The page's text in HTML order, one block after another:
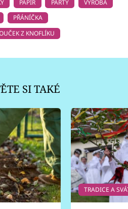
PAPÍR PARTY
VÝROBA
PŘÁNÍČKA
Z KNOFLÍKU
SI TAKÉ
TRADICE A